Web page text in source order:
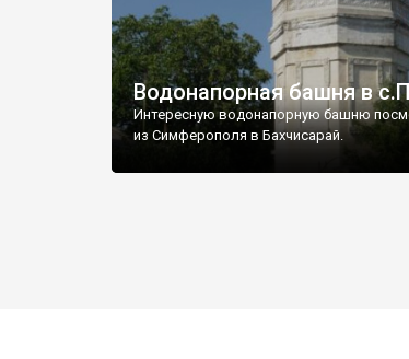
Водонапорная башня в
Интересную водонапорную башню
из Симферополя в Бахчисарай.